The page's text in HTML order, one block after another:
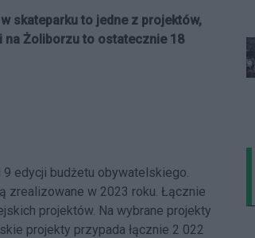
skateparku to jedne z projektów,
na Żoliborzu to ostatecznie 18
edycji budżetu obywatelskiego.
zrealizowane w 2023 roku. Łącznie
projektów. Na wybrane projekty
projekty przypada łącznie 2 022